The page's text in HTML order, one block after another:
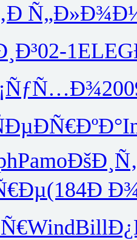
02-1ELEG
ÐÑ€ÐºÐ°
Pamo
(184Ð
WindBill